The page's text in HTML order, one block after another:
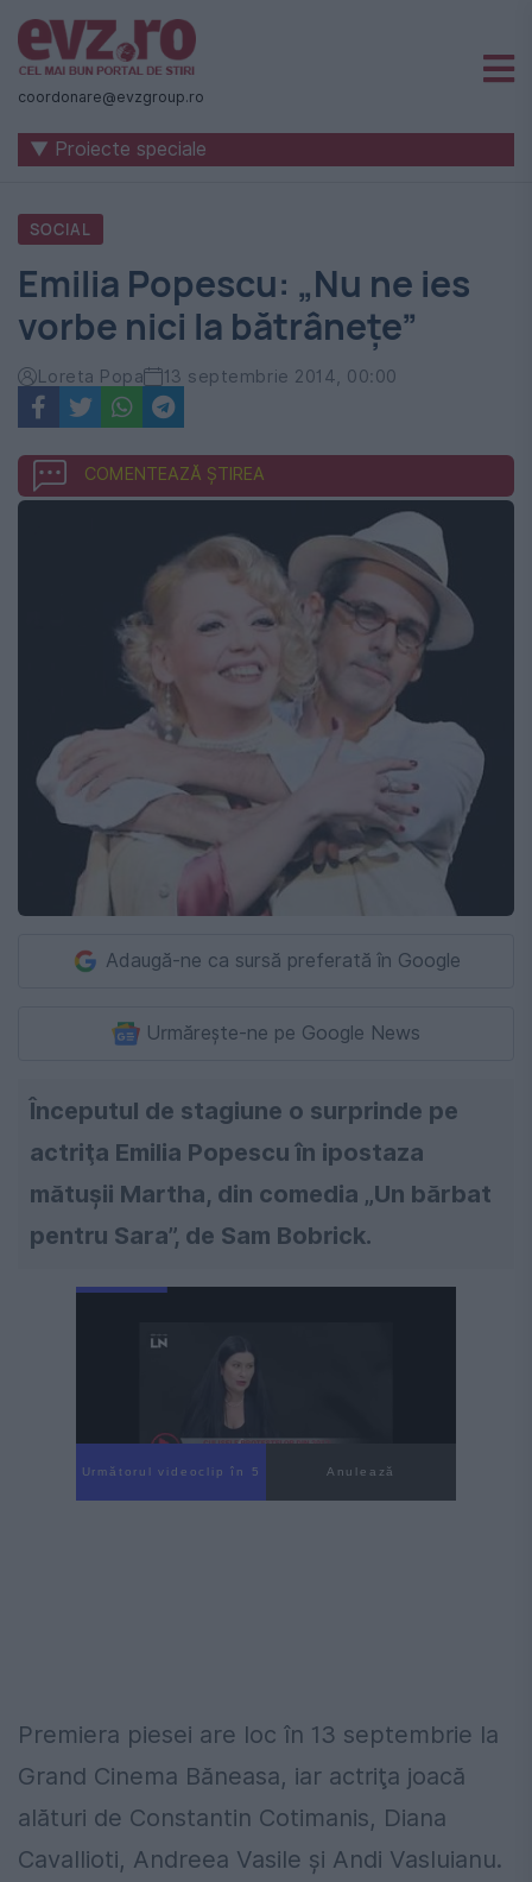
Știri
naționale
internaționale
România
-
Evenimentul
Zilei
coordonare@evzgroup.ro
▼ Proiecte speciale
SOCIAL
Emilia Popescu: „Nu ne ies
vorbe nici la bătrânețe”
Loreta Popa 13 septembrie 2014, 00:00
COMENTEAZĂ ȘTIREA
Adaugă-ne ca sursă preferată în Google
Urmărește-ne pe Google News
Începutul de stagiune o surprinde pe
actriţa Emilia Popescu în ipostaza
mătuşii Martha, din comedia „Un bărbat
pentru Sara”, de Sam Bobrick.
Următorul videoclip în 4 Anulează
Premiera piesei are loc în 13 septembrie la
Grand Cinema Băneasa, iar actriţa joacă
alături de Constantin Cotimanis, Diana
Cavallioti, Andreea Vasile şi Andi Vasluianu.